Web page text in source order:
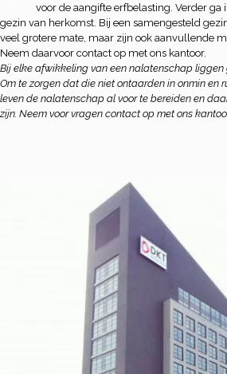
voor de aangifte erfbelasting. Verder ga
gezin van herkomst. Bij een samengesteld
veel grotere mate, maar zijn ook aanvullende
Neem daarvoor contact op met ons kantoor.
Bij elke afwikkeling van een nalatenschap liggen
Om te zorgen dat die niet ontaarden in onmin en
leven de nalatenschap al voor te bereiden en
zijn. Neem voor vragen contact op met ons